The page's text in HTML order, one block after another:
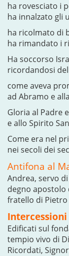
ha rovesciato i
ha innalzato gli
ha ricolmato di
ha rimandato i
Ha soccorso
ricordandosi
come aveva
ad Abramo e
Gloria al Padre
e allo Spirito
Come era nel
nei secoli dei
Antifona al
Andrea, servo
degno apostolo
fratello di
Intercessioni
Edificati sul
tempio vivo di
Ricordati,